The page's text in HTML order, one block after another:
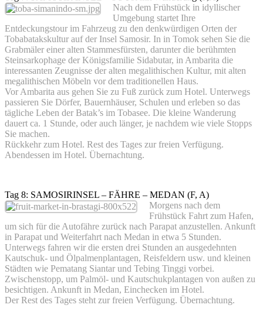
Nach dem Frühstück in idyllischer
Umgebung startet Ihre
Entdeckungstour im Fahrzeug zu den denkwürdigen Orten der
Tobabatakskultur auf der Insel Samosir. In in Tomok sehen Sie die
Grabmäler einer alten Stammesfürsten, darunter die berühmten
Steinsarkophage der Königsfamilie Sidabutar, in Ambarita die
interessanten Zeugnisse der alten megalithischen Kultur, mit alten
megalithischen Möbeln vor dem traditionellen Haus.
Vor Ambarita aus gehen Sie zu Fuß zurück zum Hotel. Unterwegs
passieren Sie Dörfer, Bauernhäuser, Schulen und erleben so das
tägliche Leben der Batak’s im Tobasee. Die kleine Wanderung
dauert ca. 1 Stunde, oder auch länger, je nachdem wie viele Stopps
Sie machen.
Rückkehr zum Hotel. Rest des Tages zur freien Verfügung.
Abendessen im Hotel. Übernachtung.
Tag 8: SAMOSIRINSEL – FÄHRE – MEDAN (F, A)
Morgens nach dem
Frühstück Fahrt zum Hafen,
um sich für die Autofähre zurück nach Parapat anzustellen. Ankunft
in Parapat und Weiterfahrt nach Medan in etwa 5 Stunden.
Unterwegs fahren wir die ersten drei Stunden an ausgedehnten
Kautschuk- und Ölpalmenplantagen, Reisfeldern usw. und kleinen
Städten wie Pematang Siantar und Tebing Tinggi vorbei.
Zwischenstopp, um Palmöl- und Kautschukplantagen von außen zu
besichtigen. Ankunft in Medan, Einchecken im Hotel.
Der Rest des Tages steht zur freien Verfügung. Übernachtung.